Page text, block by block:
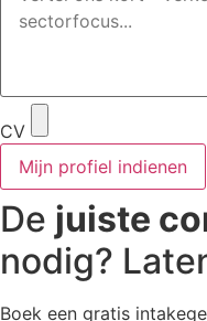
CV
Mijn profiel indienen
De juiste
nodig?
Boek een gratis